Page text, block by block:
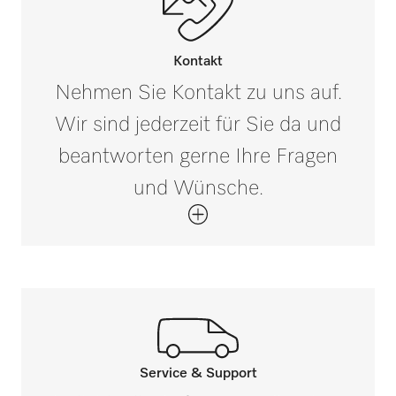
Außenmaß, Bruttotiefe in mm
Füllgewicht in g
6000
Bruttogewicht in kg i
Kontakt
Nehmen Sie Kontakt zu uns auf.
Wir sind jederzeit für Sie da und
beantworten gerne Ihre Fragen
und Wünsche.
Rufen Sie unsere Experten an.
Service & Support